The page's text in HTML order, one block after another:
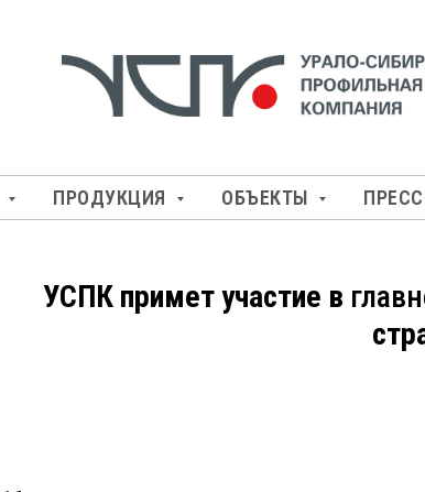
ПРОДУКЦИЯ ОБЪЕКТЫ
УСПК примет участие в